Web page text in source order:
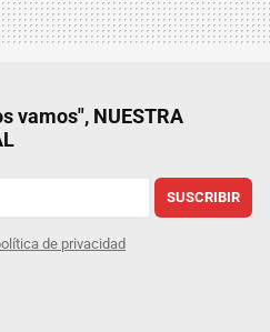
vamos", NUESTRA
SUSCRIBIR
de privacidad